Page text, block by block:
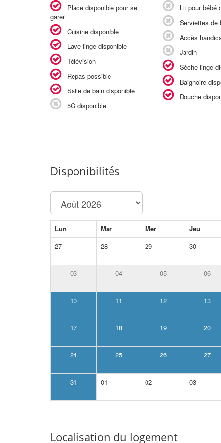
Place disponible pour se
garer
Cuisine disponible
Lave-linge disponible
Télévision
Repas possible
Salle de bain disponible
5G disponible
Lit pour bébé
Serviettes de
Accès
Jardin
Sèche-linge
Baignoire
Douche
Disponibilités
Lun Mar Mer
Jeu
27
28 29 30
03 04 05 06
10 11 12 13
17 18 19 20
24 25 26 27
31 01 02 03
Localisation du logement